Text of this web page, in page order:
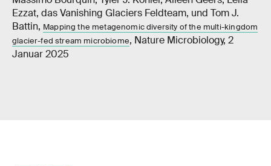
Ezzat, das Vanishing Glaciers Feldteam, und Tom J.
Battin, Mapping the metagenomic diversity of the multi-kingdom
glacier-fed stream microbiome, Nature Microbiology, 2
Januar 2025